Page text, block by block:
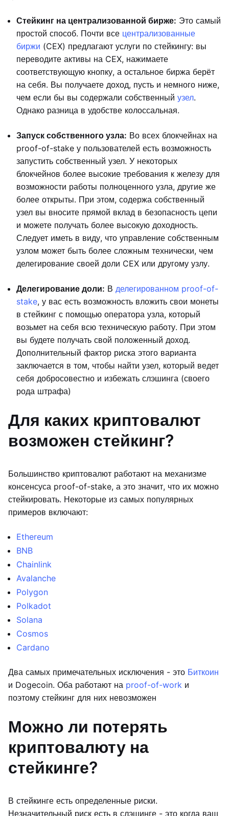
Стейкинг на централизованной бирже: Это самый
простой способ. Почти все централизованные
биржи (CEX) предлагают услуги по стейкингу: вы
переводите активы на CEX, нажимаете
соответствующую кнопку, а остальное биржа берёт
на себя. Вы получаете доход, пусть и немного ниже,
чем если бы вы содержали собственный узел.
Однако разница в удобстве колоссальная.
Запуск собственного узла: Во всех блокчейнах на
proof-of-stake у пользователей есть возможность
запустить собственный узел. У некоторых
блокчейнов более высокие требования к железу для
возможности работы полноценного узла, другие же
более открыты. При этом, содержа собственный
узел вы вносите прямой вклад в безопасность цепи
и можете получать более высокую доходность.
Следует иметь в виду, что управление собственным
узлом может быть более сложным технически, чем
делегирование своей доли CEX или другому узлу.
Делегирование доли: В делегированном proof-of-
stake, у вас есть возможность вложить свои монеты
в стейкинг с помощью оператора узла, который
возьмет на себя всю техническую работу. При этом
вы будете получать свой положенный доход.
Дополнительный фактор риска этого варианта
заключается в том, чтобы найти узел, который ведет
себя добросовестно и избежать слэшинга (своего
рода штрафа)
Для каких криптовалют
возможен стейкинг?
Большинство криптовалют работают на механизме
консенсуса proof-of-stake, а это значит, что их можно
стейкировать. Некоторые из самых популярных
примеров включают:
Ethereum
BNB
Chainlink
Avalanche
Polygon
Polkadot
Solana
Cosmos
Cardano
Два самых примечательных исключения - это Биткоин
и Dogecoin. Оба работают на proof-of-work и
поэтому стейкинг для них невозможен
Можно ли потерять
криптовалюту на
стейкинге?
В стейкинге есть определенные риски.
Незначительный риск есть в слэшинге - это когда ваш